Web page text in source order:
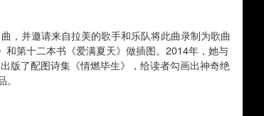
，并邀请来自拉美的歌手和乐队将此曲录制为歌曲
第十二本书《爱满夏天》做插图。2014年，她与
版了配图诗集《情燃毕生》，给读者勾画出神奇绝